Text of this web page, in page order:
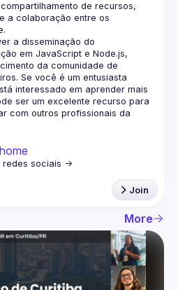
de recursos,
a colaboração entre os
a disseminação do
em JavaScript e Node.js,
da comunidade de
Se você é um entusiasta
interessado em aprender mais
ser um excelente recurso para
com outros profissionais da
Join
More